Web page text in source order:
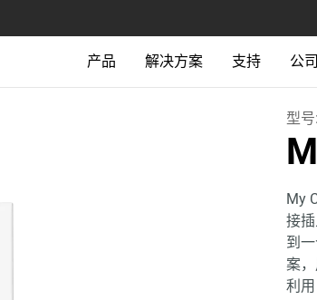
产品 解决方案 支持 公司
型
My
接
到
案
利